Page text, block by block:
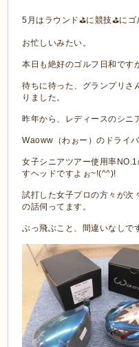
5月はラウンド⛳に競技⛳にゴ
お忙しいみたい。
本日も絶好のゴルフ日和です
待ちに待った、グランプリさ
りました。
昨年から、レディースのシニ
Waoww（わぉー）のドライバ
女子シニアツアー使用率
すヘッドですよぉ~!(^^)!
試打した女子プロの方々が次
の話伺ってます。
ぶっ飛ぶこと、間違いなしで